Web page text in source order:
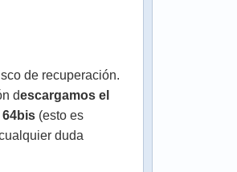
de recuperación.
descargamos el
(esto es
duda